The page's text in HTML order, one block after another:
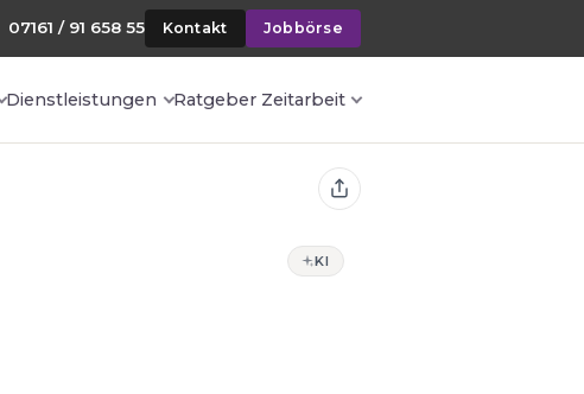
07161 / 91 658 55 Kontakt Jobbörse
Dienstleistungen Ratgeber Zeitarbeit
KI